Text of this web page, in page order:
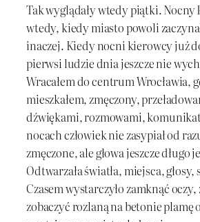
Tak wyglądały wtedy piątki. Nocny
wtedy, kiedy miasto powoli
inaczej. Kiedy nocni kierowcy już
pierwsi ludzie dnia jeszcze nie
Wracałem do centrum Wrocławia,
mieszkałem, zmęczony,
dźwiękami, rozmowami,
nocach człowiek nie zasypiał od
zmęczone, ale głowa jeszcze długo
Odtwarzała światła, miejsca, głosy,
Czasem wystarczyło zamknąć
zobaczyć rozlaną na betonie plamę